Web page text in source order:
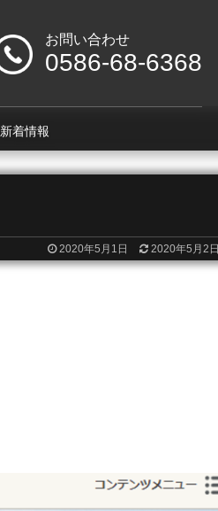
お問い合わせ
0586-68-6368
新着情報
2020年5月1日 2020年5月2日